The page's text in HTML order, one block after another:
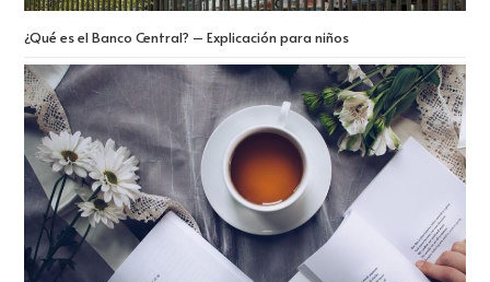
¿Qué es el Banco Central? – Explicación para niños